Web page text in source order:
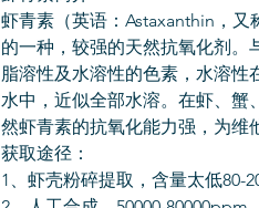
虾青素（英语：Astaxanthin，
的一种，较强的天然抗氧化剂。
脂溶性及水溶性的色素，水溶性
水中，近似全部水溶。在虾、蟹
然虾青素的抗氧化能力强，为维
获取途径：
1、虾壳粉碎提取，含量太低80-